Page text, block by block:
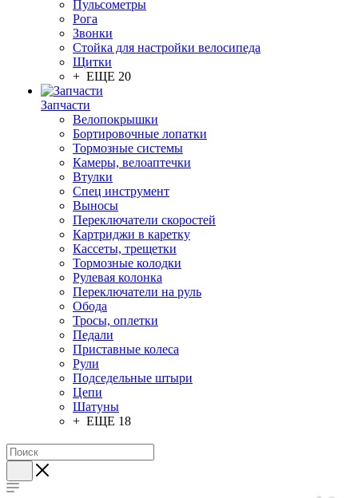
Пульсометры
Рога
Звонки
Стойка для настройки велосипеда
Щитки
+ ЕЩЕ 20
Запчасти
Велопокрышки
Бортировочные лопатки
Тормозные системы
Камеры, велоаптечки
Втулки
Спец инструмент
Выносы
Переключатели скоростей
Картриджи в каретку
Кассеты, трещетки
Тормозные колодки
Рулевая колонка
Переключатели на руль
Обода
Тросы, оплетки
Педали
Приставные колеса
Рули
Подседельные штыри
Цепи
Шатуны
+ ЕЩЕ 18